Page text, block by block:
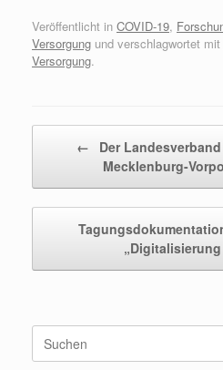
Veröffentlicht in COVID-19,
Versorgung und verschlagwortet mit
Versorgung.
←
Der
Mecklenburg-
nach: